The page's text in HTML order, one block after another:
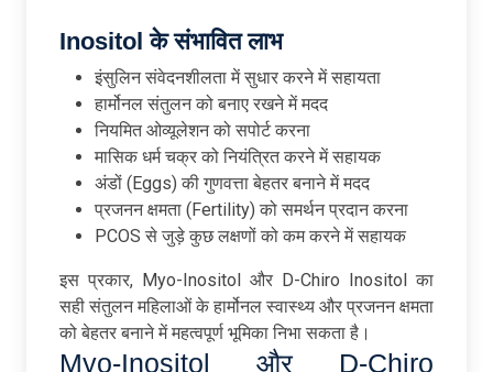
Inositol के संभावित लाभ
इंसुलिन संवेदनशीलता में सुधार करने में सहायता
हार्मोनल संतुलन को बनाए रखने में मदद
नियमित ओव्यूलेशन को सपोर्ट करना
मासिक धर्म चक्र को नियंत्रित करने में सहायक
अंडों (Eggs) की गुणवत्ता बेहतर बनाने में मदद
प्रजनन क्षमता (Fertility) को समर्थन प्रदान करना
PCOS से जुड़े कुछ लक्षणों को कम करने में सहायक
इस प्रकार, Myo-Inositol और D-Chiro Inositol का
सही संतुलन महिलाओं के हार्मोनल स्वास्थ्य और प्रजनन क्षमता
को बेहतर बनाने में महत्वपूर्ण भूमिका निभा सकता है।
Myo-Inositol और D-Chiro